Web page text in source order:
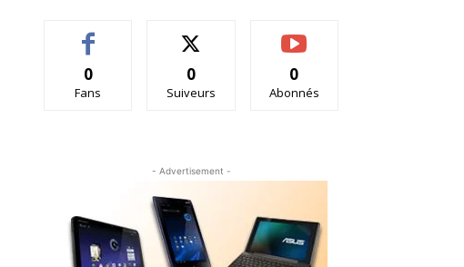
0
Fans
0
Suiveurs
0
Abonnés
- Advertisement -